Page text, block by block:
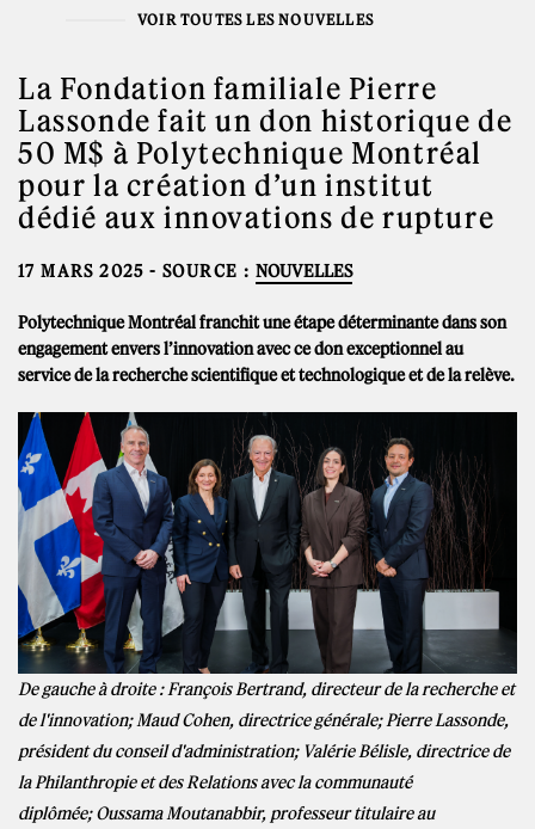
La Fondation familiale Pierre
Lassonde fait un don historique de
50 M$ à Polytechnique Montréal
pour la création d’un institut
dédié aux innovations de rupture
17 MARS 2025 - SOURCE : NOUVELLES
Polytechnique Montréal franchit une étape déterminante dans son
engagement envers l’innovation avec ce don exceptionnel au
service de la recherche scientifique et technologique et de la relève.
De gauche à droite : François Bertrand, directeur de la recherche et
de l'innovation; Maud Cohen, directrice générale; Pierre Lassonde,
président du conseil d'administration; Valérie Bélisle, directrice de
la Philanthropie et des Relations avec la communauté
diplômée; Oussama Moutanabbir, professeur titulaire au
VOIR TOUTES LES NOUVELLES